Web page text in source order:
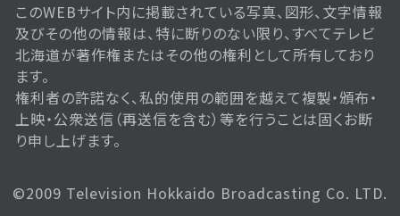
2026年04月03日 放送
第1話
このWEBサイト内に掲載されている写真、図形、文字情報
及びその他の情報は、特に断りのない限り、すべてテレビ
北海道が著作権またはその他の権利として所有しており
ます。
権利者の許諾なく、私的使用の範囲を越えて複製・頒布・
上映・公衆送信（再送信を含む）等を行うことは固くお断
り申し上げます。
©2009 Television Hokkaido Broadcasting Co. LTD.